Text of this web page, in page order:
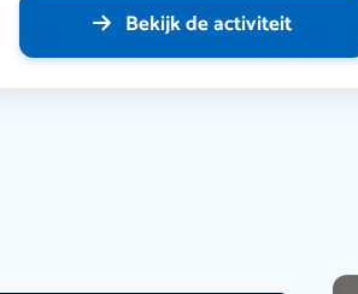
Bekijk de activiteit